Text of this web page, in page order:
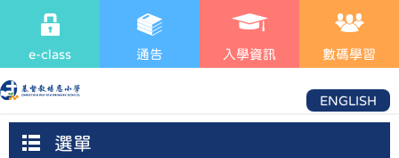
e-class 通告 入學資訊 數碼學習
ENGLISH
選單